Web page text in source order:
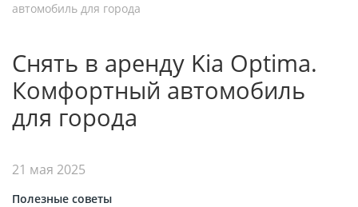
автомобиль для города
Снять в аренду Kia Optima.
Комфортный автомобиль
для города
21 мая 2025
Полезные советы